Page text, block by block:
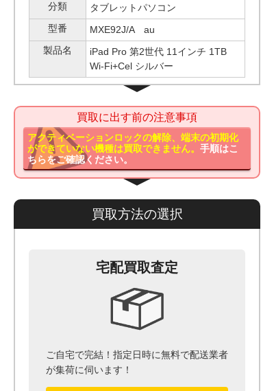
分類
タブレットパソコン
型番
MXE92J/A au
製品名
iPad Pro 第2世代 11インチ 1TB
Wi-Fi+Cel シルバー
買取に出す前の注意事項
アクティベーションロックの解除、端末の初期化
ができていない機種は買取できません。手順はこ
ちらをご確認ください。
買取方法の選択
宅配買取査定
ご自宅で完結！指定日時に無料で配送業者
が集荷に伺います！